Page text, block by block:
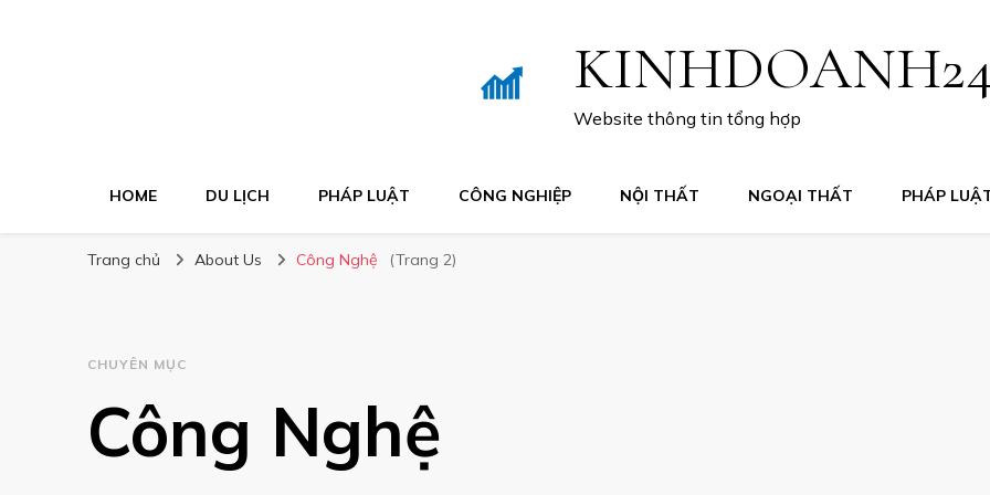
Website thông tin tổng hợp
HOME DU LỊCH PHÁP LUẬT CÔNG NGHIỆP NỘI THẤT NGOẠI THẤT PHÁP
Trang chủ About Us Công Nghệ (Trang 2)
CHUYÊN MỤC
Công Nghệ